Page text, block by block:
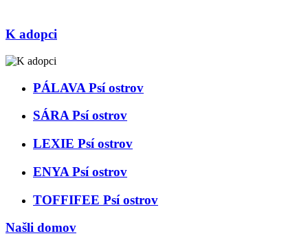
K adopci
PÁLAVA Psí ostrov
SÁRA Psí ostrov
LEXIE Psí ostrov
ENYA Psí ostrov
TOFFIFEE Psí ostrov
Našli domov